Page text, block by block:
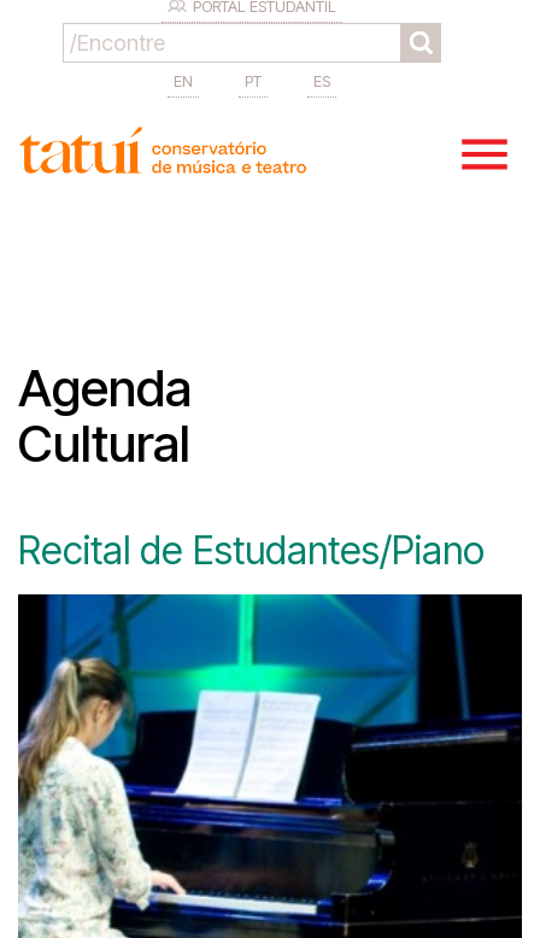
PORTAL ESTUDANTIL
EN PT ES
Agenda
Cultural
Recital de Estudantes/Piano